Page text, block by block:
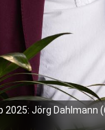
2025: Jörg Dahlmann